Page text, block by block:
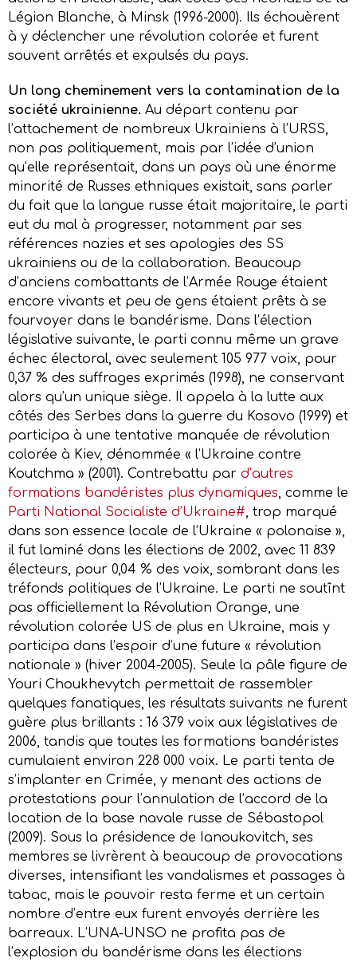
Légion Blanche, à Minsk (1996-2000). Ils échouèrent
à y déclencher une révolution colorée et furent
souvent arrêtés et expulsés du pays.
Un long cheminement vers la contamination de la
société ukrainienne. Au départ contenu par
l’attachement de nombreux Ukrainiens à l’URSS,
non pas politiquement, mais par l’idée d’union
qu’elle représentait, dans un pays où une énorme
minorité de Russes ethniques existait, sans parler
du fait que la langue russe était majoritaire, le parti
eut du mal à progresser, notamment par ses
références nazies et ses apologies des SS
ukrainiens ou de la collaboration. Beaucoup
d’anciens combattants de l’Armée Rouge étaient
encore vivants et peu de gens étaient prêts à se
fourvoyer dans le bandérisme. Dans l’élection
législative suivante, le parti connu même un grave
échec électoral, avec seulement 105 977 voix, pour
0,37 % des suffrages exprimés (1998), ne conservant
alors qu’un unique siège. Il appela à la lutte aux
côtés des Serbes dans la guerre du Kosovo (1999) et
participa à une tentative manquée de révolution
colorée à Kiev, dénommée « l’Ukraine contre
Koutchma » (2001). Contrebattu par d’autres
formations bandéristes plus dynamiques , comme le
Parti National Socialiste d’Ukraine# , trop marqué
dans son essence locale de l’Ukraine « polonaise »,
il fut laminé dans les élections de 2002, avec 11 839
électeurs, pour 0,04 % des voix, sombrant dans les
tréfonds politiques de l’Ukraine. Le parti ne soutînt
pas officiellement la Révolution Orange, une
révolution colorée US de plus en Ukraine, mais y
participa dans l’espoir d’une future « révolution
nationale » (hiver 2004-2005). Seule la pâle figure de
Youri Choukhevytch permettait de rassembler
quelques fanatiques, les résultats suivants ne furent
guère plus brillants : 16 379 voix aux législatives de
2006, tandis que toutes les formations bandéristes
cumulaient environ 228 000 voix. Le parti tenta de
s’implanter en Crimée, y menant des actions de
protestations pour l’annulation de l’accord de la
location de la base navale russe de Sébastopol
(2009). Sous la présidence de Ianoukovitch, ses
membres se livrèrent à beaucoup de provocations
diverses, intensifiant les vandalismes et passages à
tabac, mais le pouvoir resta ferme et un certain
nombre d’entre eux furent envoyés derrière les
barreaux. L’UNA-UNSO ne profita pas de
l’explosion du bandérisme dans les élections